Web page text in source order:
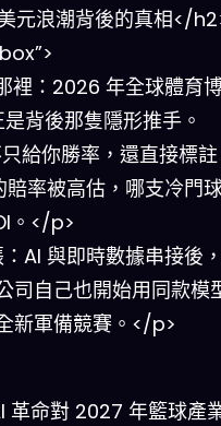
元浪潮背後的真相</
：2026 年全球體育
背後那隻隱形推手。
給你勝率，還直接標
率被高估，哪支冷門
。</p>
AI 與即時數據串接後
司自己也開始用同款模
新軍備競賽。</p>
革命對 2027 年籃球產